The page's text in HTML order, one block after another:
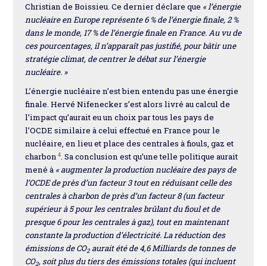
Christian de Boissieu. Ce dernier déclare que « l’énergie
nucléaire en Europe représente 6 % de l’énergie finale, 2 %
dans le monde, 17 % de l’énergie finale en France. Au vu de
ces pourcentages, il n’apparaît pas justifié, pour bâtir une
stratégie climat, de centrer le débat sur l’énergie
nucléaire. »
L’énergie nucléaire n’est bien entendu pas une énergie
finale. Hervé Nifenecker s’est alors livré au calcul de
l’impact qu’aurait eu un choix par tous les pays de
l’OCDE similaire à celui effectué en France pour le
nucléaire, en lieu et place des centrales à fiouls, gaz et
charbon 4. Sa conclusion est qu’une telle politique aurait
mené à « augmenter la production nucléaire des pays de
l’OCDE de près d’un facteur 3 tout en réduisant celle des
centrales à charbon de près d’un facteur 8 (un facteur
supérieur à 5 pour les centrales brûlant du fioul et de
presque 6 pour les centrales à gaz), tout en maintenant
constante la production d’électricité. La réduction des
émissions de CO2aurait été de 4,6 Milliards de tonnes de
CO2, soit plus du tiers des émissions totales (qui incluent